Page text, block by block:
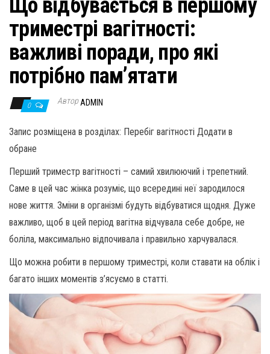
а
Що відбувається в першому
триместрі вагітності:
важливі поради, про які
потрібно пам’ятати
0 АвторADMIN
Запис розміщена в розділах: Перебіг вагітності Додати в
обране
Перший триместр вагітності – самий хвилюючий і трепетний.
Саме в цей час жінка розуміє, що всередині неї зародилося
нове життя. Зміни в організмі будуть відбуватися щодня. Дуже
важливо, щоб в цей період вагітна відчувала себе добре, не
боліла, максимально відпочивала і правильно харчувалася.
Що можна робити в першому триместрі, коли ставати на облік і
багато інших моментів з’ясуємо в статті.